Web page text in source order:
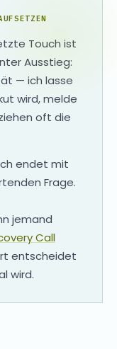
Touch ist
Ausstieg:
— ich lasse
wird, melde
oft die
endet mit
Frage.
jemand
Call
entscheidet
wird.